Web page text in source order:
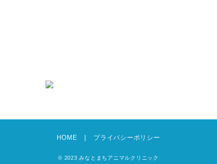
HOME プライバシーポリシー
© 2023 みなとまちアニマルクリニック